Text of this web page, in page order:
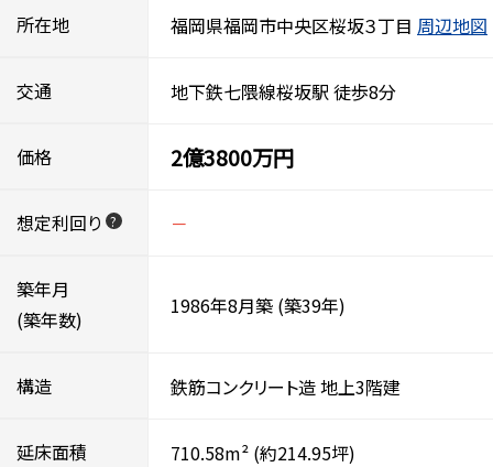
所在地 福岡県福岡市中央区桜坂３丁目 周辺地図
交通 地下鉄七隈線桜坂駅 徒歩8分
価格 2億3800万円
想定利回り ? －
築年月
(築年数)
1986年8月築 (築39年)
構造 鉄筋コンクリート造地上3階建
延床面積 710.58m² (約214.95坪)